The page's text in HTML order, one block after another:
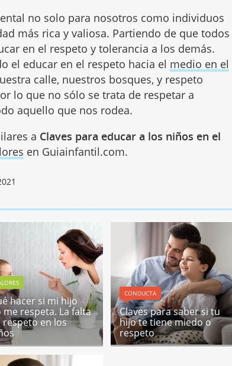
no solo para nosotros como individuos
más rica y valiosa. Partiendo de que todos
en el respeto y tolerancia a los demás.
el educar en el respeto hacia el medio en el
calle, nuestros bosques, y respeto
lo que no sólo se trata de respetar a
aquello que nos rodea.
a Claves para educar a los niños en el
en Guiainfantil.com.
hacer si mi hijo
me respeta. La falta
respeto en los
CONDUCTA
Claves para saber si tu
hijo te tiene miedo o
respeto